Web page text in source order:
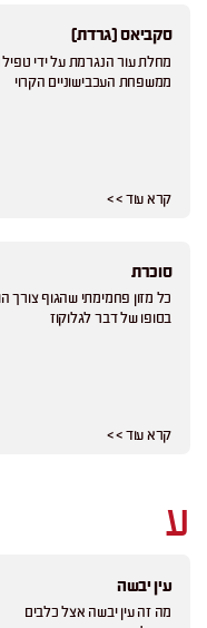
סקביאס (גרדת)
מחלת עור הנגרמת על ידי טפיל
ממשפחת העכבישוניים הקרוי
קרא עוד > >
סוכרת
כל מזון פחמימתי שהגוף צורך
בסופו של דבר לגלוקוז
קרא עוד > >
ע
עין יבשה
מה זה עין יבשה אצל כלבים